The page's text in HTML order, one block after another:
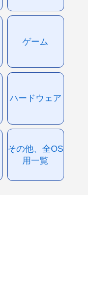
ゲーム
ハードウェア
その他、全OS
用一覧